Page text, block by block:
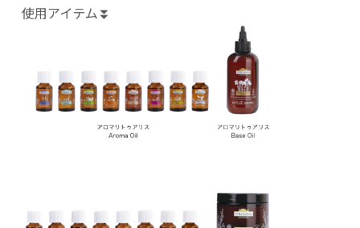
使用アイテム⏬